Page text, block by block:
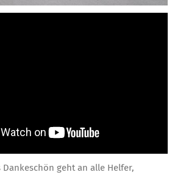
geht an alle Helfer,